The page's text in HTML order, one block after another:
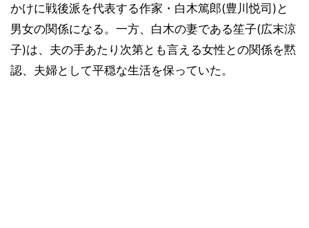
かけに戦後派を代表する作家・白木篤郎(豊川悦司)と
男女の関係になる。一方、白木の妻である笙子(広末涼
子)は、夫の手あたり次第とも言える女性との関係を黙
認、夫婦として平穏な生活を保っていた。